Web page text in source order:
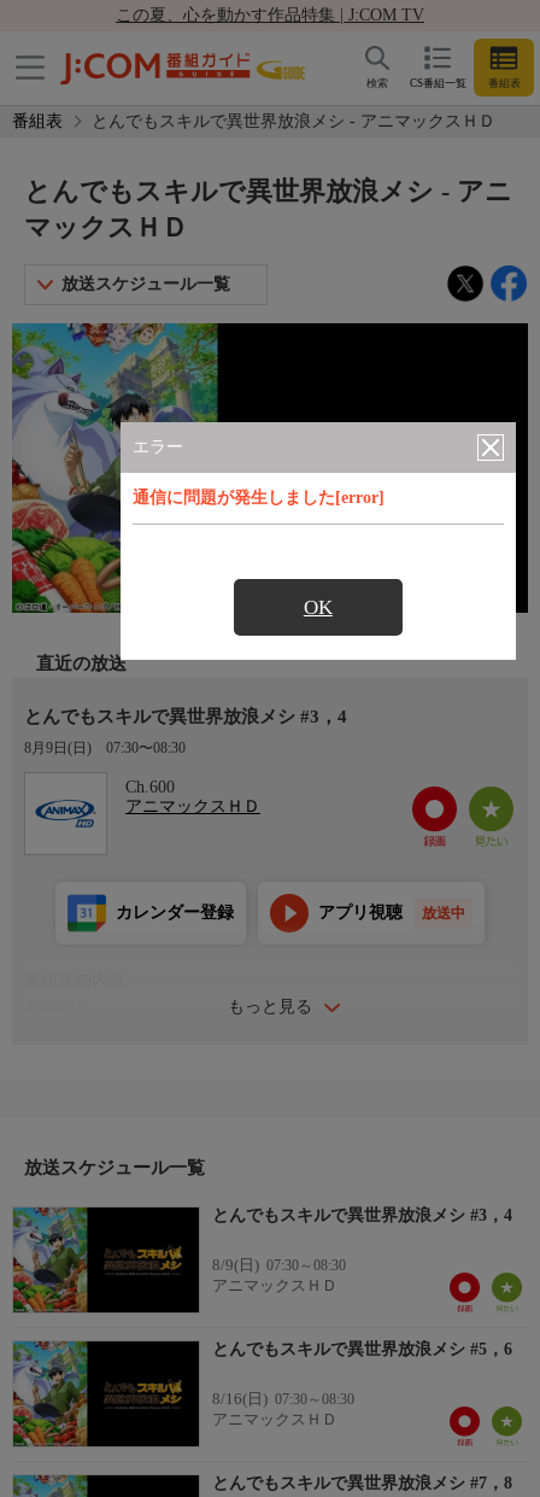
この夏、心を動かす作品特集 | J:COM TV
CS番組一覧 番組表
検索
番組表 とんでもスキルで異世界放浪メシ - アニマックスＨＤ
エラー
通信に問題が発生しました[error]
OK
とんでもスキルで異世界放浪メシ - アニ
マックスＨＤ
放送スケジュール一覧
直近の放送
とんでもスキルで異世界放浪メシ #3，4
8月9日(日) 07:30〜08:30
Ch.600
アニマックスＨＤ
もっと見る
カレンダー登録 アプリ視聴 放送中
ったが、実はこのスキルで取り寄せた現代の食品は…！？
原作:江口連/制作:2023年/全12話
放送スケジュール一覧
とんでもスキルで異世界放浪メシ #3，4
8/9(日) 07:30～08:30
アニマックスＨＤ
とんでもスキルで異世界放浪メシ #5，6
8/16(日) 07:30～08:30
アニマックスＨＤ
とんでもスキルで異世界放浪メシ #7，8